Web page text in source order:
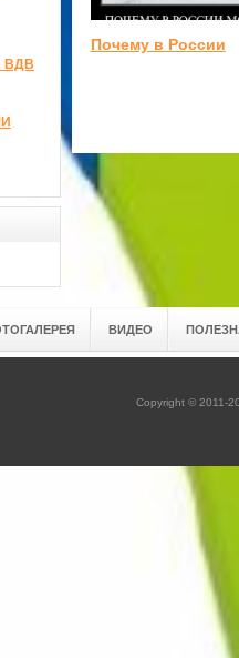
ВДВ
Почему в России
ВИДЕО
Copyright © 2011-